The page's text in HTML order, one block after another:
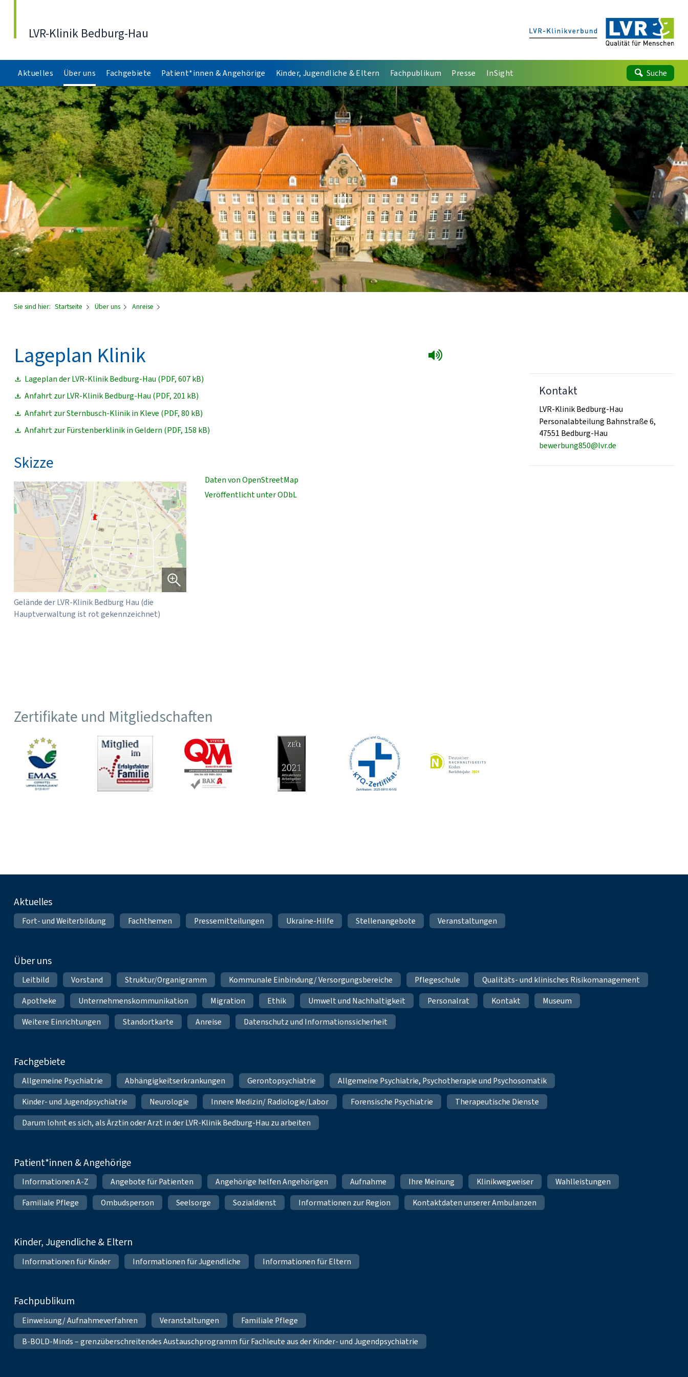
LVR-Klinik Bedburg-Hau
Aktuelles Über uns Fachgebiete Patient*innen & Angehörige Kinder, Jugendliche & Eltern Fachpublikum Presse InSight Suche
Sie sind hier: Startseite Über uns Anreise
Lageplan Klinik
Lageplan der LVR-Klinik Bedburg-Hau (PDF, 607 kB)
Anfahrt zur LVR-Klinik Bedburg-Hau (PDF, 201 kB)
Anfahrt zur Sternbusch-Klinik in Kleve (PDF, 80 kB)
Anfahrt zur Fürstenberklinik in Geldern (PDF, 158 kB)
Skizze
Gelände der LVR-Klinik Bedburg Hau (die
Hauptverwaltung ist rot gekennzeichnet)
Daten von OpenStreetMap
Veröffentlicht unter ODbL
Kontakt
LVR-Klinik Bedburg-Hau
Personalabteilung Bahnstraße 6,
47551 Bedburg-Hau
bewerbung850@lvr.de
Zertifikate und Mitgliedschaften
Fußnavigation
Aktuelles
Fort- und Weiterbildung Fachthemen Pressemitteilungen Ukraine-Hilfe Stellenangebote Veranstaltungen
Über uns
Leitbild Vorstand Struktur/Organigramm Kommunale Einbindung/ Versorgungsbereiche Pflegeschule
Qualitäts- und klinisches Risikomanagement
Apotheke
Unternehmenskommunikation Migration Ethik Umwelt und Nachhaltigkeit Personalrat Kontakt
Museum
Weitere Einrichtungen
Standortkarte Anreise Datenschutz und Informationssicherheit
Fachgebiete
Allgemeine Psychiatrie Abhängigkeitserkrankungen Gerontopsychiatrie
Allgemeine Psychiatrie, Psychotherapie und Psychosomatik
Kinder- und Jugendpsychiatrie
Neurologie Innere Medizin/ Radiologie/Labor Forensische Psychiatrie
Therapeutische Dienste
Darum lohnt es sich, als Ärztin oder Arzt in der LVR-Klinik Bedburg-Hau zu arbeiten
Patient*innen & Angehörige
Informationen A-Z Angebote für Patienten Angehörige helfen Angehörigen Aufnahme Ihre Meinung Klinikwegweiser
Wahlleistungen
Familiale Pflege
Ombudsperson Seelsorge Sozialdienst Informationen zur Region Kontaktdaten unserer Ambulanzen
Kinder, Jugendliche & Eltern
Informationen für Kinder Informationen für Jugendliche Informationen für Eltern
Fachpublikum
Einweisung/ Aufnahmeverfahren Veranstaltungen
Familiale Pflege
B-BOLD-Minds – grenzüberschreitendes Austauschprogramm für Fachleute aus der Kinder- und Jugendpsychiatrie